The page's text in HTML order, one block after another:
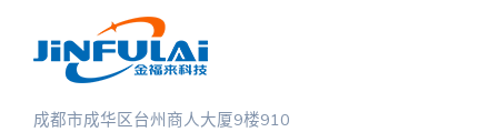
成都市成华区台州商人大厦9楼910